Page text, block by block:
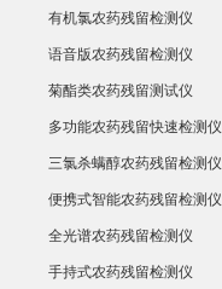
有机氯农药残留检测仪
语音版农药残留检测仪
菊酯类农药残留测试仪
多功能农药残留快速检测仪
三氯杀螨醇农药残留检测仪
便携式智能农药残留检测仪
全光谱农药残留检测仪
手持式农药残留检测仪